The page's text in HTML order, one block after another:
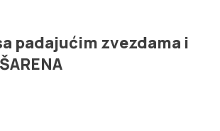
padajućim zvezdama i